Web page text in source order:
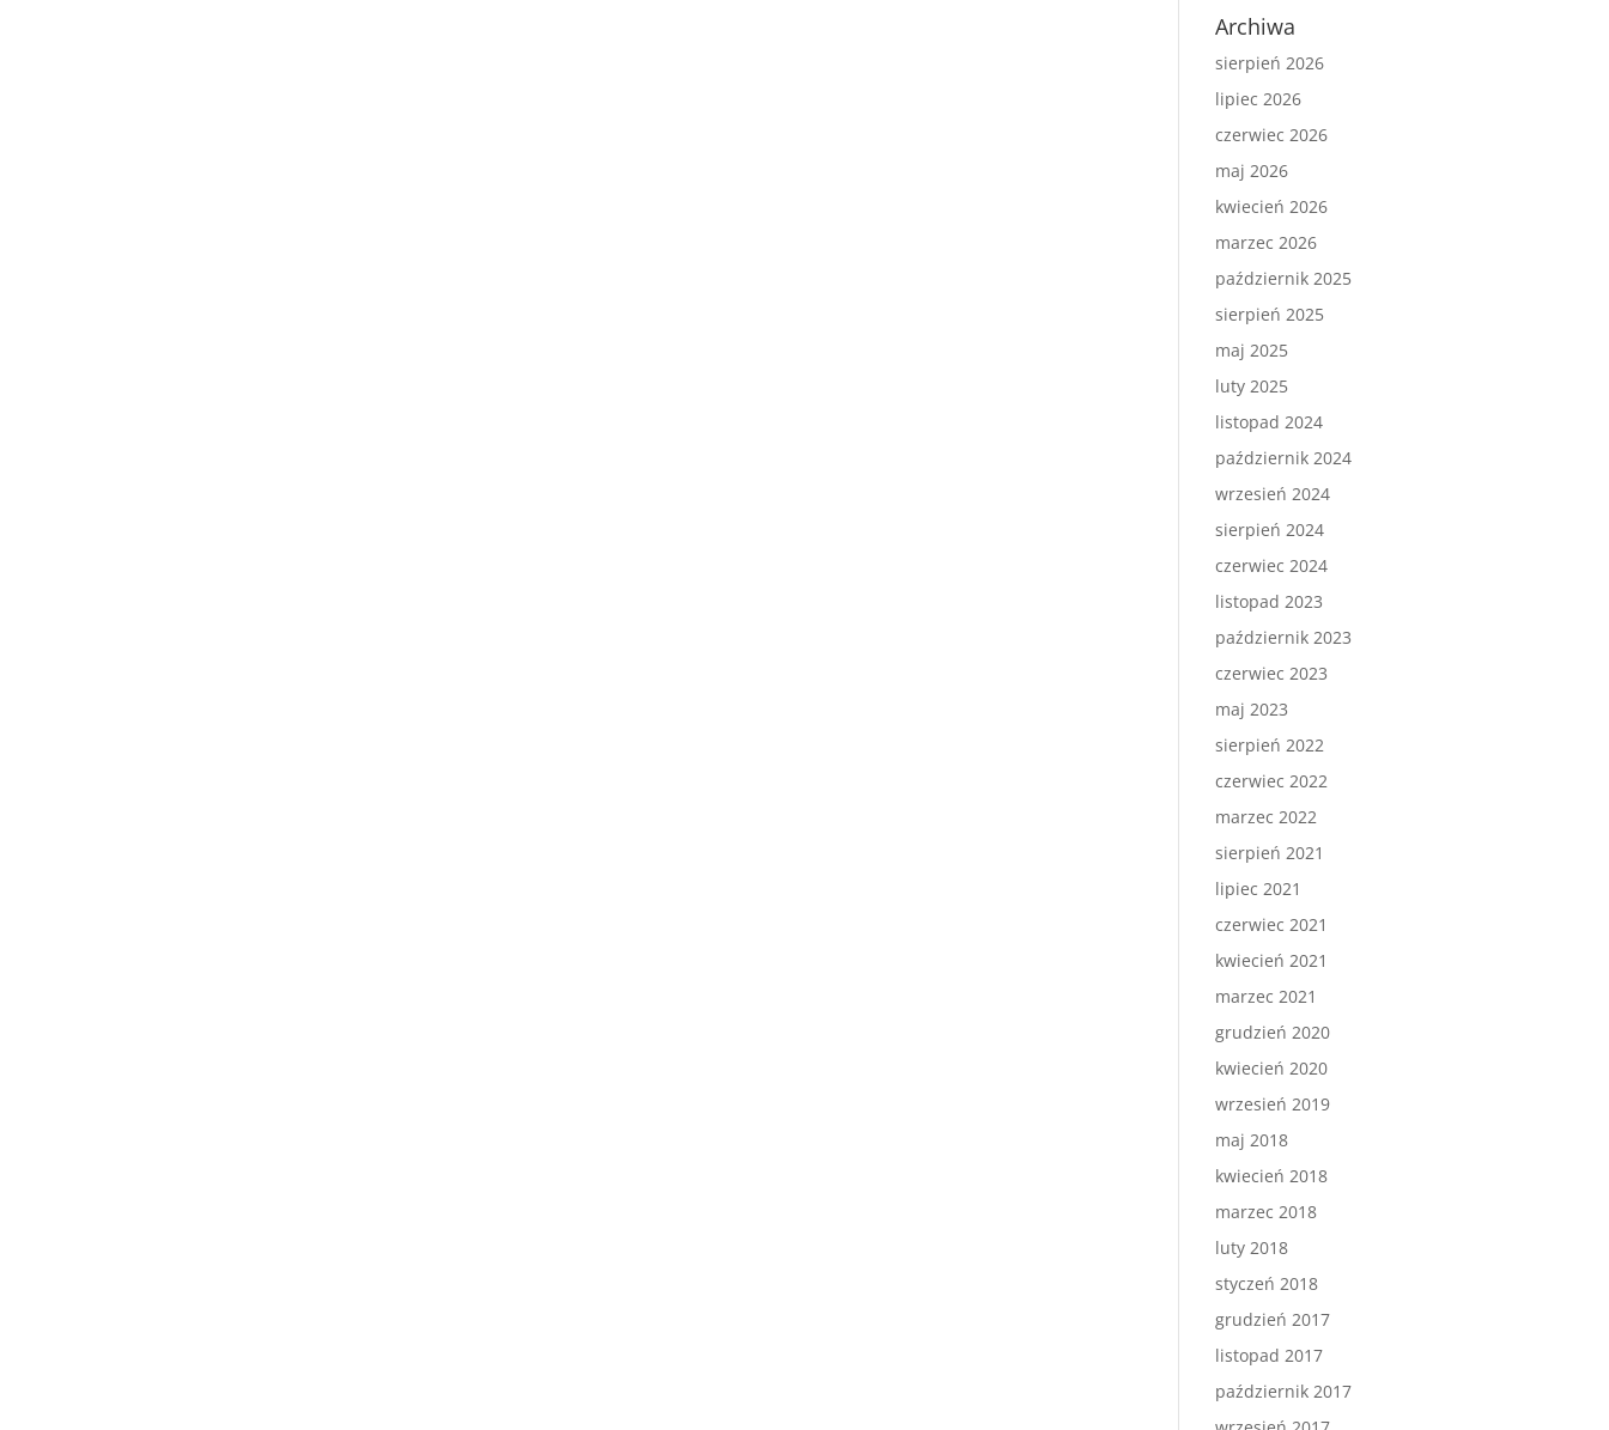
Archiwa
sierpień 2026
lipiec 2026
czerwiec 2026
maj 2026
kwiecień 2026
marzec 2026
październik 2025
sierpień 2025
maj 2025
luty 2025
listopad 2024
październik 2024
wrzesień 2024
sierpień 2024
czerwiec 2024
listopad 2023
październik 2023
czerwiec 2023
maj 2023
sierpień 2022
czerwiec 2022
marzec 2022
sierpień 2021
lipiec 2021
czerwiec 2021
kwiecień 2021
marzec 2021
grudzień 2020
kwiecień 2020
wrzesień 2019
maj 2018
kwiecień 2018
marzec 2018
luty 2018
styczeń 2018
grudzień 2017
listopad 2017
październik 2017